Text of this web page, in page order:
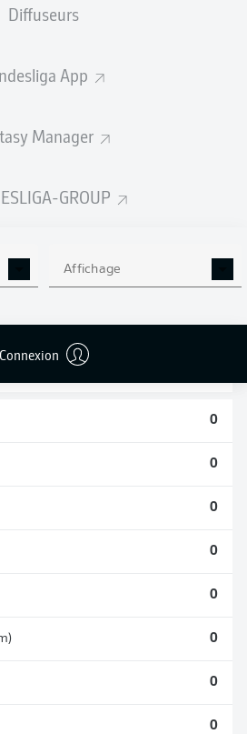
Diffuseurs
App
Manager
GROUP
Affichage
Connexion
LA SAISON
2022
0
0
0
0
0
0
0
0
0